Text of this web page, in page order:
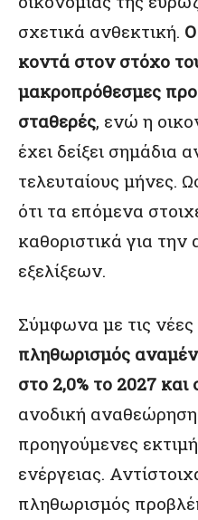
σχετικά ανθεκτική.
κοντά στον στόχο
μακροπρόθεσμες
σταθερές, ενώ η
έχει δείξει σημάδια
τελευταίους μήνες.
ότι τα επόμενα
καθοριστικά για
εξελίξεων.
Σύμφωνα με τις νέες
πληθωρισμός
στο 2,0% το 2027 και
ανοδική
προηγούμενες
ενέργειας.
πληθωρισμός